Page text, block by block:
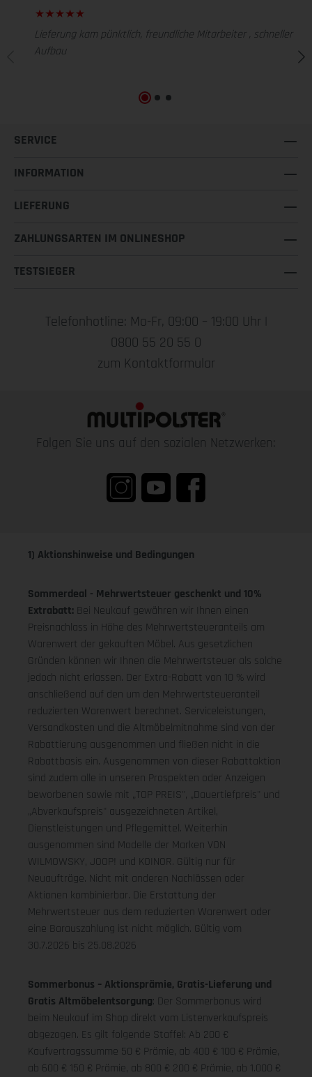
Lieferung kam pünktlich, freundliche Mitarbeiter , schneller
Aufbau
SERVICE
INFORMATION
LIEFERUNG
ZAHLUNGSARTEN IM ONLINESHOP
TESTSIEGER
Telefonhotline: Mo-Fr, 09:00 – 19:00 Uhr |
0800 55 20 55 0
zum Kontaktformular
Folgen Sie uns auf den sozialen Netzwerken:
1) Aktionshinweise und Bedingungen
Sommerdeal - Mehrwertsteuer geschenkt und 10%
Extrabatt: Bei Neukauf gewähren wir Ihnen einen
Preisnachlass in Höhe des Mehrwertsteueranteils am
Warenwert der gekauften Möbel. Aus gesetzlichen
Gründen können wir Ihnen die Mehrwertsteuer als solche
jedoch nicht erlassen. Der Extra-Rabatt von 10 % wird
anschließend auf den um den Mehrwertsteueranteil
reduzierten Warenwert berechnet. Serviceleistungen,
Versandkosten und die Altmöbelmitnahme sind von der
Rabattierung ausgenommen und fließen nicht in die
Rabattbasis ein. Ausgenommen von dieser Rabattaktion
sind zudem alle in unseren Prospekten oder Anzeigen
beworbenen sowie mit „TOP PREIS", „Dauertiefpreis" und
„Abverkaufspreis" ausgezeichneten Artikel,
Dienstleistungen und Pflegemittel. Weiterhin
ausgenommen sind Modelle der Marken VON
WILMOWSKY, JOOP! und KOINOR. Gültig nur für
Neuaufträge. Nicht mit anderen Nachlässen oder
Aktionen kombinierbar. Die Erstattung der
Mehrwertsteuer aus dem reduzierten Warenwert oder
eine Barauszahlung ist nicht möglich. Gültig vom
30.7.2026 bis 25.08.2026
Sommerbonus – Aktionsprämie, Gratis-Lieferung und
Gratis Altmöbelentsorgung: Der Sommerbonus wird
beim Neukauf im Shop direkt vom Listenverkaufspreis
abgezogen. Es gilt folgende Staffel: Ab 200 €
Kaufvertragssumme 50 € Prämie, ab 400 € 100 € Prämie,
ab 600 € 150 € Prämie, ab 800 € 200 € Prämie, ab 1.000 €